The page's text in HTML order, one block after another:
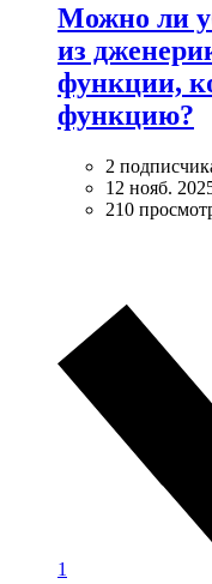
Можно ли
из
функции,
функцию?
2
12 нояб.
210
1